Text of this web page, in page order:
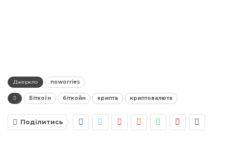
Джерело noworries
Біткоїн біткойн крипта криптовалюта
Поділитись